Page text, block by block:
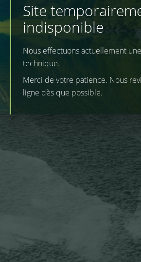
Site
indisponible
Nous effectuons actuellement
technique.
Merci de votre patience. Nous
ligne dès que possible.